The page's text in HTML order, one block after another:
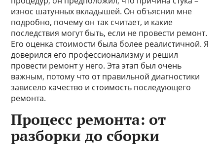
износ шатунных вкладышей. Он объяснил мне
подробно, почему он так считает, и какие
последствия могут быть, если не провести ремонт.
Его оценка стоимости была более реалистичной. Я
доверился его профессионализму и решил
провести ремонт у него. Эта этап был очень
важным, потому что от правильной диагностики
зависело качество и стоимость последующего
ремонта.
Процесс ремонта: от
разборки до сборки